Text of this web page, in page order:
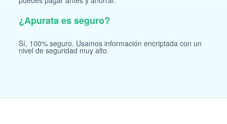
¿Apurata es seguro?
Sí, 100% seguro. Usamos información encriptada con un
nivel de seguridad muy alto.